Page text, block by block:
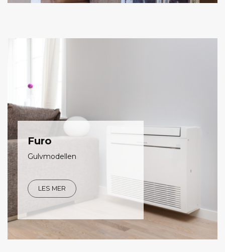
Furo
Gulvmodellen
LES MER